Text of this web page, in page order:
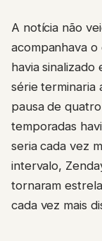
A notícia não
acompanhava
havia
série terminaria
pausa de
temporadas
seria cada vez
intervalo,
tornaram
cada vez mais